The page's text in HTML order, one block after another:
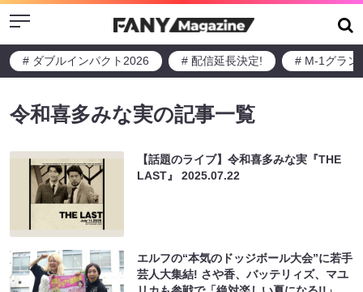
Menu
# ダブルインパクト2026 # 配信延長決定! # M-1グラン
令和喜多みな実の記事一覧
【話題のライブ】令和喜多みな実『THE
LAST』2025.07.22
エルフの“本気のドッジボール大会”に若手
芸人大集結! さや香、バッテリィズ、マユ